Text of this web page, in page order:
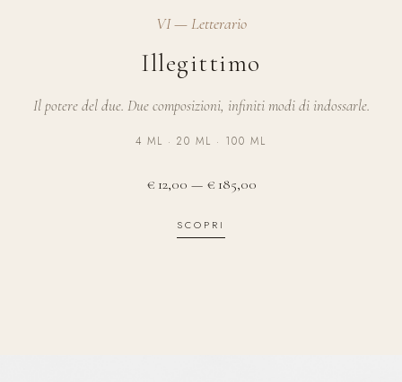
VI — Letterario
Illegittimo
Il potere del due. Due composizioni, infiniti modi di indossarle.
4 ML · 20 ML · 100 ML
€ 12,00 — € 185,00
SCOPRI